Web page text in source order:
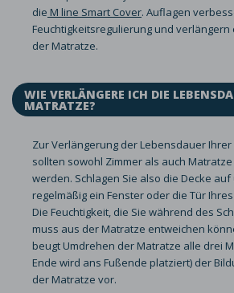
die M line Smart Cover. Auflagen
Feuchtigkeitsregulierung und
der Matratze.
WIE VERLÄNGERE ICH DIE
MATRATZE?
Zur Verlängerung der Lebensdauer
sollten sowohl Zimmer als auch
werden. Schlagen Sie also die Decke
regelmäßig ein Fenster oder die Tür
Die Feuchtigkeit, die Sie während des
muss aus der Matratze entweichen
beugt Umdrehen der Matratze alle drei
Ende wird ans Fußende platziert) der
der Matratze vor.